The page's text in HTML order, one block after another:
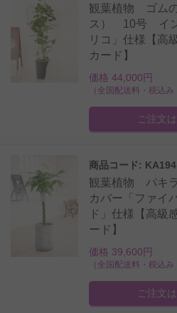
観葉植物 ゴム
ス） 10号 イン
リコ」仕様【高
カード】
価格 44,000円
（全国配送料・税込
ご注文
商品コード: KA194
観葉植物 パキ
カバー「ファイ
ド」仕様【高級
ード】
価格 39,600円
（全国配送料・税込
ご注文